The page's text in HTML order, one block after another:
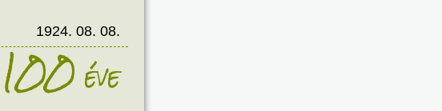
1924. 08. 08.
100éve